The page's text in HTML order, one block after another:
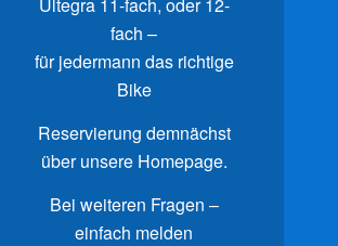
Ultegra 11-fach, oder 12-
fach –
für jedermann das richtige
Bike
Reservierung demnächst
über unsere Homepage.
Bei weiteren Fragen –
einfach melden